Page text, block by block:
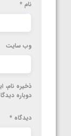
نام *
وب‌ سایت
ذخیره نام،
دوباره
دیدگاه *